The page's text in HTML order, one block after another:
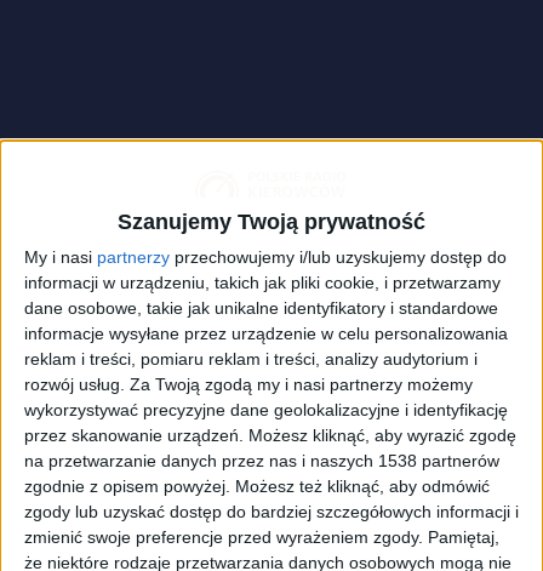
Szanujemy Twoją prywatność
My i nasi partnerzy przechowujemy i/lub uzyskujemy dostęp do
informacji w urządzeniu, takich jak pliki cookie, i przetwarzamy
dane osobowe, takie jak unikalne identyfikatory i standardowe
informacje wysyłane przez urządzenie w celu personalizowania
reklam i treści, pomiaru reklam i treści, analizy audytorium i
rozwój usług. Za Twoją zgodą my i nasi partnerzy możemy
wykorzystywać precyzyjne dane geolokalizacyjne i identyfikację
przez skanowanie urządzeń. Możesz kliknąć, aby wyrazić zgodę
na przetwarzanie danych przez nas i naszych 1538 partnerów
zgodnie z opisem powyżej. Możesz też kliknąć, aby odmówić
zgody lub uzyskać dostęp do bardziej szczegółowych informacji i
zmienić swoje preferencje przed wyrażeniem zgody. Pamiętaj,
że niektóre rodzaje przetwarzania danych osobowych mogą nie
zdjęcie ilustracyjne Foto: shutterstock.com/kovop58
Był to jeden z najciekawszych turniejów Mistrzostw
Europy. Mnóstwo emocji, piękne bramki, smutek,
radość, kibicowanie (niestety głównie "zdalnie") -
przez kilka tygodni Stary Kontynent żył atmosferą
rozgrywek futbolowych. Impreza dobiega końca i
pozostał tylko jeden, decydujący mecz, który pozwoli